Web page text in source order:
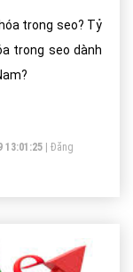
trong seo? Tỷ
trong seo dành
13:01:25
Đăng